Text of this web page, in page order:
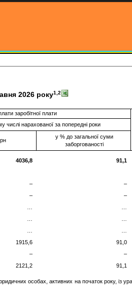
2026 року1,2
заробітної плати
числі нарахованої за попередні роки
у % до загальної суми
заборгованості
4036,8 91,1
– –
– –
1915,6 91,0
– –
2121,2 91,1
особах, активних на початок року, із